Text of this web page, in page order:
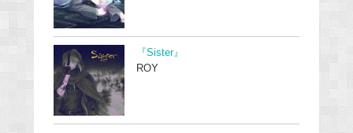
『Sister』
ROY